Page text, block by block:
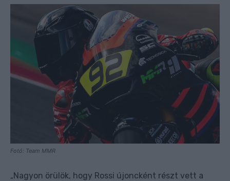
Fotó: Team MMR
„Nagyon örülök, hogy Rossi újoncként részt vett a